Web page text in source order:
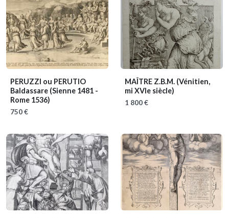
PERUZZI ou PERUTIO
Baldassare (Sienne 1481 -
Rome 1536)
750 €
MAÎTRE Z.B.M. (Vénitien,
mi XVIe siècle)
1 800 €